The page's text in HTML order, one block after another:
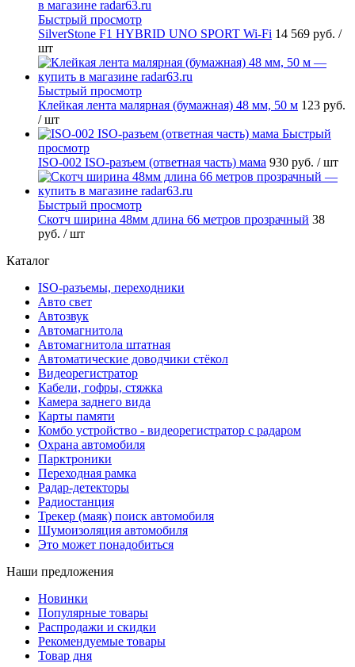
Быстрый просмотр
SilverStone F1 HYBRID UNO SPORT Wi-Fi 14 569 руб. /
шт
Быстрый просмотр
Клейкая лента малярная (бумажная) 48 мм, 50 м 123 руб.
/ шт
Быстрый
просмотр
ISO-002 ISO-разъем (ответная часть) мама 930 руб. / шт
Быстрый просмотр
Скотч ширина 48мм длина 66 метров прозрачный 38
руб. / шт
Каталог
ISO-разъемы, переходники
Авто свет
Автозвук
Автомагнитола
Автомагнитола штатная
Автоматические доводчики стёкол
Видеорегистратор
Кабели, гофры, стяжка
Камера заднего вида
Карты памяти
Комбо устройство - видеорегистратор с радаром
Охрана автомобиля
Парктроники
Переходная рамка
Радар-детекторы
Радиостанция
Трекер (маяк) поиск автомобиля
Шумоизоляция автомобиля
Это может понадобиться
Наши предложения
Новинки
Популярные товары
Распродажи и скидки
Рекомендуемые товары
Товар дня